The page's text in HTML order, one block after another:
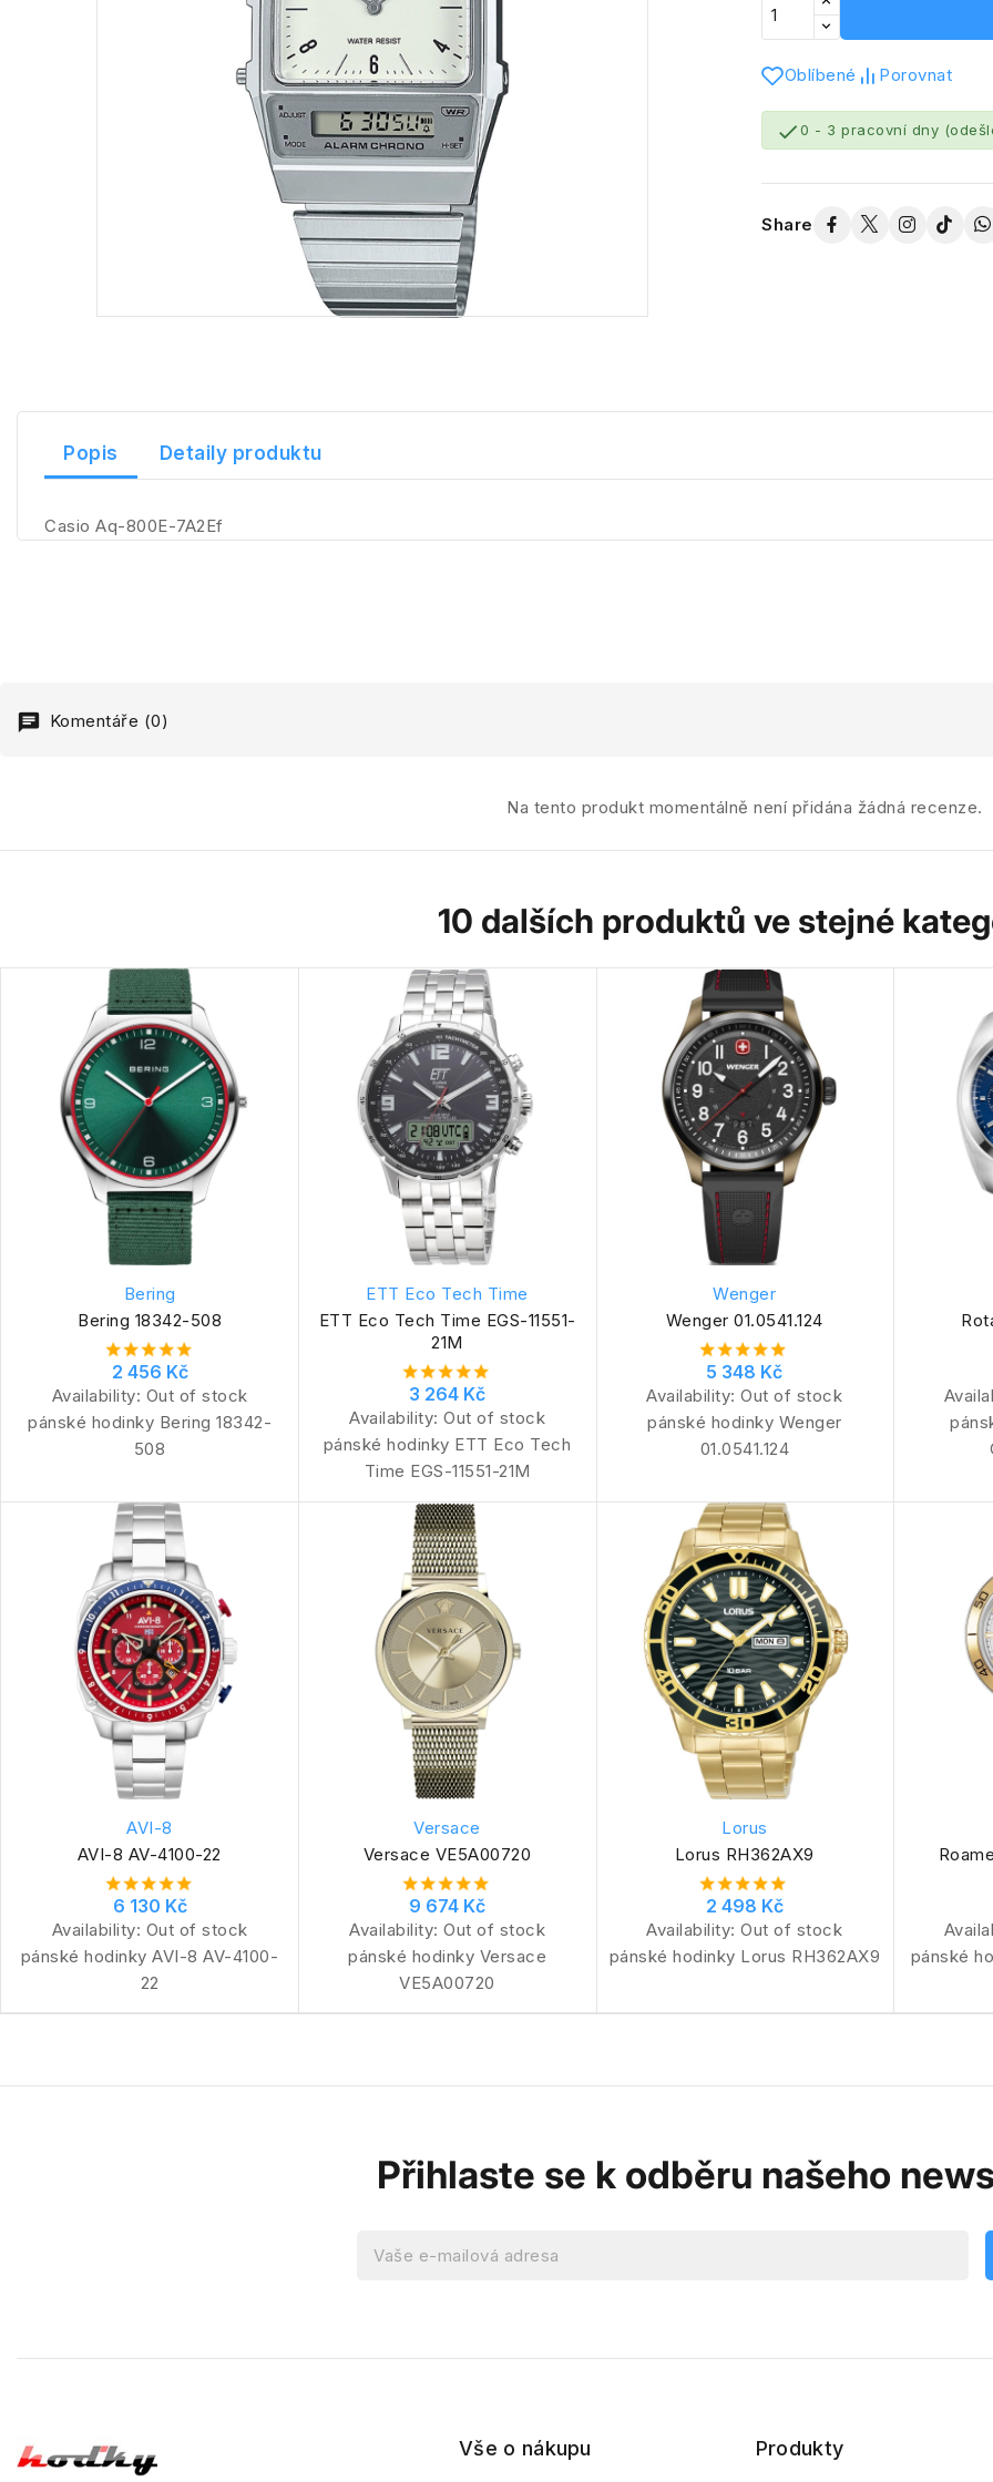
Oblíbené Porovnat
0 - 3 pracovní dny
Share
Popis Detaily produktu
Casio Aq-800E-7A2Ef
Komentáře (0)
Na tento produkt momentálně není přidána žádná recenze.
10 dalších produktů ve stejné
Bering
Bering 18342-508
2 456 Kč
Availability: Out of stock
pánské hodinky Bering 18342-
508
ETT Eco Tech Time
ETT Eco Tech Time EGS-11551-
21M
3 264 Kč
Availability:Out of stock
pánské hodinky ETT Eco Tech
Time EGS-11551-21M
Wenger
Wenger 01.0541.124
5 348 Kč
Availability:Out of stock
pánské hodinky Wenger
01.0541.124
AVI-8
AVI-8 AV-4100-22
6 130 Kč
Availability: Out of stock
pánské hodinky AVI-8 AV-4100-
22
Versace
Versace VE5A00720
9 674 Kč
Availability:Out of stock
pánské hodinky Versace
VE5A00720
Lorus
Lorus RH362AX9
2 498 Kč
Availability:Out of stock
pánské hodinky Lorus RH362AX9
pánské
Přihlaste se k odběru našeho
Vše o nákupu Produkty